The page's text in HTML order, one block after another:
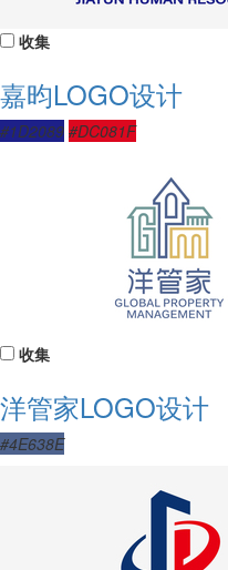
收集
嘉昀LOGO设计
#1D2089 #DC081F
收集
洋管家LOGO设计
#4E638E